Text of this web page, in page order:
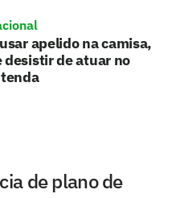
apelido na camisa,
desistir de atuar no
de plano de